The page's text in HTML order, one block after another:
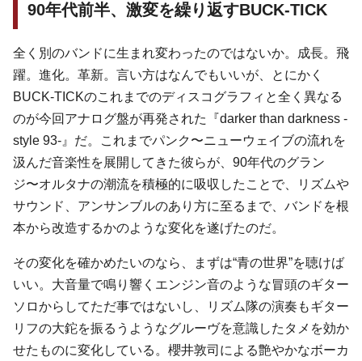
90年代前半、激変を繰り返すBUCK-TICK
全く別のバンドに生まれ変わったのではないか。成長。飛
躍。進化。革新。言い方はなんでもいいが、とにかく
BUCK-TICKのこれまでのディスコグラフィと全く異なる
のが今回アナログ盤が再発された『darker than darkness -
style 93-』だ。これまでパンク〜ニューウェイブの流れを
汲んだ音楽性を展開してきた彼らが、90年代のグラン
ジ〜オルタナの潮流を積極的に吸収したことで、リズムや
サウンド、アンサンブルのあり方に至るまで、バンドを根
本から改造するかのような変化を遂げたのだ。
その変化を確かめたいのなら、まずは“青の世界”を聴けば
いい。大音量で鳴り響くエンジン音のような冒頭のギター
ソロからしてただ事ではないし、リズム隊の演奏もギター
リフの大鉈を振るうようなグルーヴを意識したタメを効か
せたものに変化している。櫻井敦司による艶やかなボーカ